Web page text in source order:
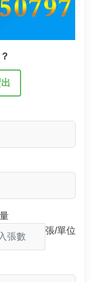
張/單位